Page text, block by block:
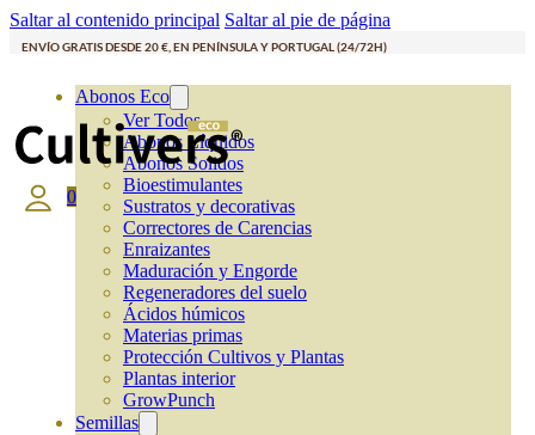
Saltar al contenido principal Saltar al pie de página
ENVÍO GRATIS DESDE 20 €, EN PENÍNSULA Y PORTUGAL (24/72H)
Abonos Eco
Ver Todos
Abonos Líquidos
Abonos Solidos
Bioestimulantes
Sustratos y decorativas
Correctores de Carencias
Enraizantes
Maduración y Engorde
Regeneradores del suelo
Ácidos húmicos
Materias primas
Protección Cultivos y Plantas
Plantas interior
GrowPunch
Semillas
0